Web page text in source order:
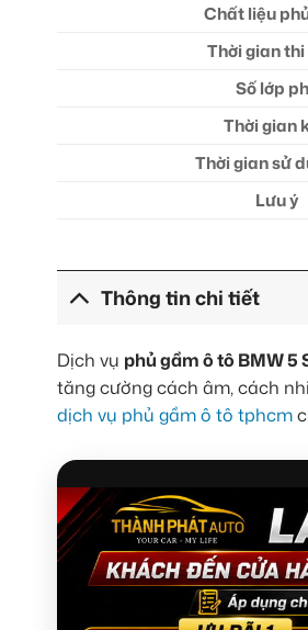
Chất liệu
Thời gian
Số lớp
Thời gian
Thời gian sử
Lưu ý
Thông tin chi tiết
Dịch vụ phủ gầm ô tô BMW 5
tăng cường cách âm, cách
dịch vụ phủ gầm ô tô tphcm